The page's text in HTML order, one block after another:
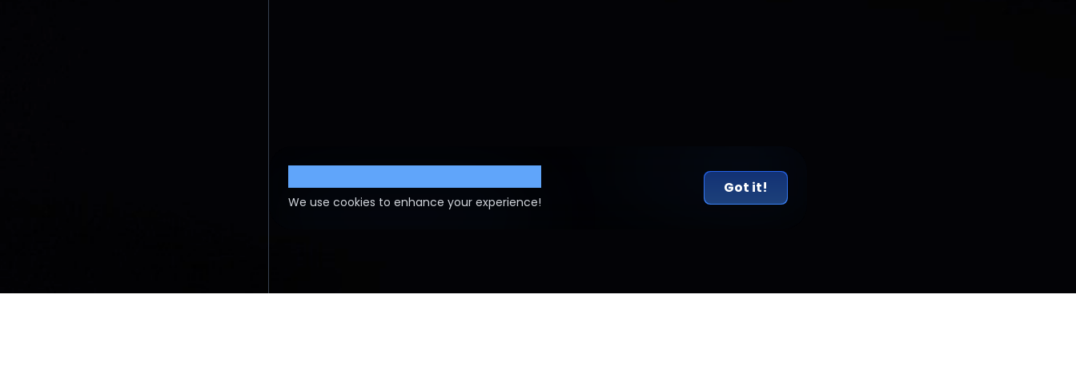
We use cookies to enhance your experience!
Got it!